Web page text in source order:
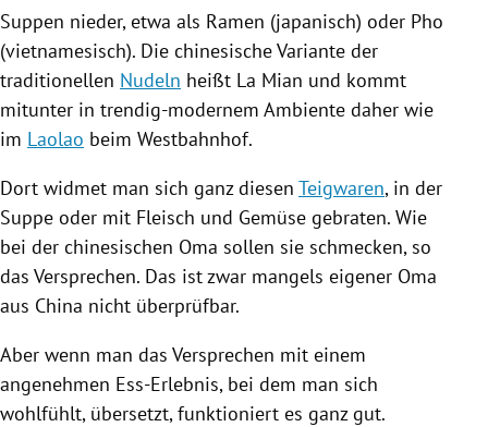
Suppen nieder, etwa als Ramen (japanisch) oder Pho
(vietnamesisch). Die chinesische Variante der
traditionellen Nudeln heißt La Mian und kommt
mitunter in trendig-modernem Ambiente daher wie
im Laolao beim Westbahnhof.
Dort widmet man sich ganz diesen Teigwaren, in der
Suppe oder mit Fleisch und Gemüse gebraten. Wie
bei der chinesischen Oma sollen sie schmecken, so
das Versprechen. Das ist zwar mangels eigener Oma
aus China nicht überprüfbar.
Aber wenn man das Versprechen mit einem
angenehmen Ess-Erlebnis, bei dem man sich
wohlfühlt, übersetzt, funktioniert es ganz gut.